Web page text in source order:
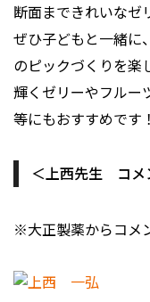
断面まできれいなゼ
ぜひ子どもと一緒に
のピックづくりを楽
輝くゼリーやフルー
等にもおすすめです！
＜上西先生 コメ
※大正製薬からコメ